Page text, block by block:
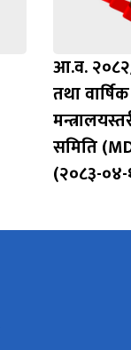
आ.व.
तथा
समिति
(२०८३-